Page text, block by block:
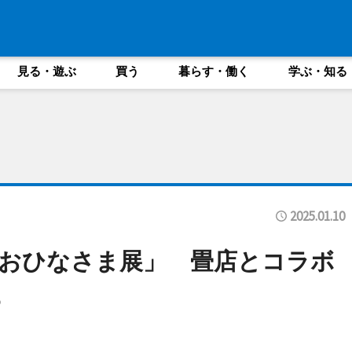
見る・遊ぶ 買う 暮らす・働く 学ぶ・知る
2025.01.10
ひなさま展」 畳店とコラボ